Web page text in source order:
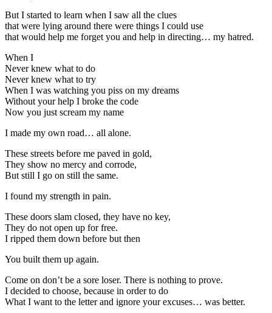
But I started to learn when I saw all the clues
that were lying around there were things I could use
that would help me forget you and help in directing… my hatred.
When I
Never knew what to do
Never knew what to try
When I was watching you piss on my dreams
Without your help I broke the code
Now you just scream my name
I made my own road… all alone.
These streets before me paved in gold,
They show no mercy and corrode,
But still I go on still the same.
I found my strength in pain.
These doors slam closed, they have no key,
They do not open up for free.
I ripped them down before but then
You built them up again.
Come on don’t be a sore loser. There is nothing to prove.
I decided to choose, because in order to do
What I want to the letter and ignore your excuses… was better.